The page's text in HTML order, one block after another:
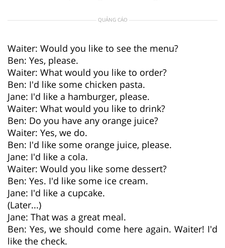
QUẢNG CÁO
Waiter: Would you like to see the menu?
Ben: Yes, please.
Waiter: What would you like to order?
Ben: I'd like some chicken pasta.
Jane: I'd like a hamburger, please.
Waiter: What would you like to drink?
Ben: Do you have any orange juice?
Waiter: Yes, we do.
Ben: I'd like some orange juice, please.
Jane: I'd like a cola.
Waiter: Would you like some dessert?
Ben: Yes. I'd like some ice cream.
Jane: I'd like a cupcake.
(Later...)
Jane: That was a great meal.
Ben: Yes, we should come here again. Waiter! I'd
like the check.